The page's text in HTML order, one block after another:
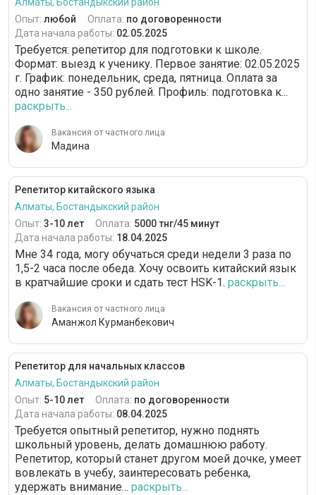
Алматы, Бостандыкский район
Опыт: любой Оплата: по договоренности
Дата начала работы: 02.05.2025
Требуется: репетитор для подготовки к школе.
Формат: выезд к ученику. Первое занятие: 02.05.2025
г. График: понедельник, среда, пятница. Оплата за
одно занятие - 350 рублей. Профиль: подготовка к...
раскрыть...
Вакансия от частного лица
Мадина
Репетитор китайского языка
Алматы, Бостандыкский район
Опыт: 3-10 лет Оплата: 5000 тнг/45 минут
Дата начала работы: 18.04.2025
Мне 34 года, могу обучаться среди недели 3 раза по
1,5-2 часа после обеда. Хочу освоить китайский язык
в кратчайшие сроки и сдать тест HSK-1. раскрыть...
Вакансия от частного лица
Аманжол Курманбекович
Репетитор для начальных классов
Алматы, Бостандыкский район
Опыт: 5-10 лет Оплата: по договоренности
Дата начала работы: 08.04.2025
Требуется опытный репетитор, нужно поднять
школьный уровень, делать домашнюю работу.
Репетитор, который станет другом моей дочке, умеет
вовлекать в учебу, заинтересовать ребенка,
удержать внимание... раскрыть...